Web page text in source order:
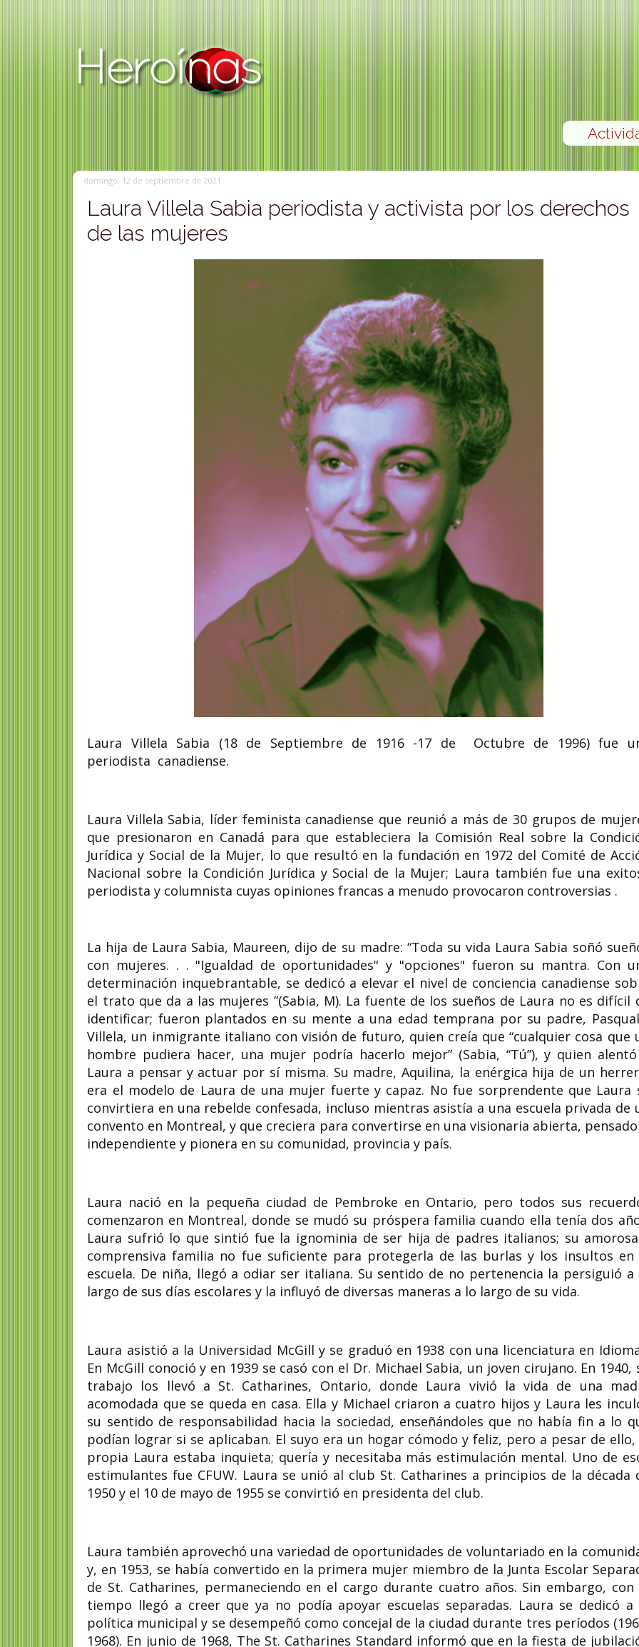
domingo, 12 de septiembre de 2021
Laura Villela Sabia periodista y activista por los derechos
de las mujeres
Laura Villela Sabia (18 de Septiembre de 1916 -17 de Octubre de 1996) fue
periodista canadiense.
Laura Villela Sabia, líder feminista canadiense que reunió a más de 30 grupos de
que presionaron en Canadá para que estableciera la Comisión Real sobre la
Jurídica y Social de la Mujer, lo que resultó en la fundación en 1972 del Comité de
Nacional sobre la Condición Jurídica y Social de la Mujer; Laura también fue una
periodista y columnista cuyas opiniones francas a menudo provocaron controversias .
La hija de Laura Sabia, Maureen, dijo de su madre: “Toda su vida Laura Sabia soñó
con mujeres. . . "Igualdad de oportunidades" y "opciones" fueron su mantra. Con
determinación inquebrantable, se dedicó a elevar el nivel de conciencia canadiense
el trato que da a las mujeres ”(Sabia, M). La fuente de los sueños de Laura no es difícil
identificar; fueron plantados en su mente a una edad temprana por su padre,
Villela, un inmigrante italiano con visión de futuro, quien creía que “cualquier cosa que
hombre pudiera hacer, una mujer podría hacerlo mejor” (Sabia, “Tú”), y quien
Laura a pensar y actuar por sí misma. Su madre, Aquilina, la enérgica hija de un
era el modelo de Laura de una mujer fuerte y capaz. No fue sorprendente que Laura
convirtiera en una rebelde confesada, incluso mientras asistía a una escuela privada de
convento en Montreal, y que creciera para convertirse en una visionaria abierta,
independiente y pionera en su comunidad, provincia y país.
Laura nació en la pequeña ciudad de Pembroke en Ontario, pero todos sus
comenzaron en Montreal, donde se mudó su próspera familia cuando ella tenía dos
Laura sufrió lo que sintió fue la ignominia de ser hija de padres italianos; su
comprensiva familia no fue suficiente para protegerla de las burlas y los insultos en
escuela. De niña, llegó a odiar ser italiana. Su sentido de no pertenencia la persiguió a
largo de sus días escolares y la influyó de diversas maneras a lo largo de su vida.
Laura asistió a la Universidad McGill y se graduó en 1938 con una licenciatura en
En McGill conoció y en 1939 se casó con el Dr. Michael Sabia, un joven cirujano. En 1940,
trabajo los llevó a St. Catharines, Ontario, donde Laura vivió la vida de una
acomodada que se queda en casa. Ella y Michael criaron a cuatro hijos y Laura les
su sentido de responsabilidad hacia la sociedad, enseñándoles que no había fin a lo
podían lograr si se aplicaban. El suyo era un hogar cómodo y feliz, pero a pesar de ello,
propia Laura estaba inquieta; quería y necesitaba más estimulación mental. Uno de
estimulantes fue CFUW. Laura se unió al club St. Catharines a principios de la década
1950 y el 10 de mayo de 1955 se convirtió en presidenta del club.
Laura también aprovechó una variedad de oportunidades de voluntariado en la
y, en 1953, se había convertido en la primera mujer miembro de la Junta Escolar
de St. Catharines, permaneciendo en el cargo durante cuatro años. Sin embargo, con
tiempo llegó a creer que ya no podía apoyar escuelas separadas. Laura se dedicó a
política municipal y se desempeñó como concejal de la ciudad durante tres períodos
1968). En junio de 1968, The St. Catharines Standard informó que en la fiesta de
Rosaura Revueltas actriz
de cine y teatro, bailarina y
escritora mexicana
feminista
Amalie Seidel